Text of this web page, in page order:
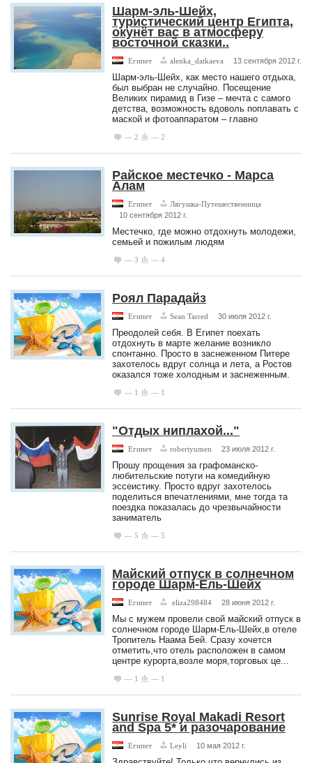
Шарм-эль-Шейх,
туристический центр Египта,
окунёт вас в атмосферу
восточной сказки..
Египет alenka_datkaeva 13 сентября 2012 г.
Шарм-эль-Шейх, как место нашего отдыха,
был выбран не случайно. Посещение
Великих пирамид в Гизе – мечта с самого
детства, возможность вдоволь поплавать с
маской и фотоаппаратом – главно
— 2 — 2
Райское местечко - Марса
Алам
Египет
Лягушка-Путешественница
10 сентября 2012 г.
Местечко, где можно отдохнуть молодежи,
семьей и пожилым людям
— 3 — 4
Роял Парадайз
Египет Sean Tarred 30 июля 2012 г.
Преодолей себя. В Египет поехать
отдохнуть в марте желание возникло
спонтанно. Просто в заснеженном Питере
захотелось вдруг солнца и лета, а Ростов
оказался тоже холодным и заснеженным.
— 1 — 1
"Отдых ниплахой..."
Египет robertyumen 23 июля 2012 г.
Прошу прощения за графоманско-
любительские потуги на комедийную
эссеистику. Просто вдруг захотелось
поделиться впечатлениями, мне тогда та
поездка показалась до чрезвычайности
заниматель
— 5 — 5
Maйский отпуск в солнечном
городе Шарм-Ель-Шейх
Египет eliza298484 28 июня 2012 г.
Мы с мужем провели свой майский отпуск в
солнечном городе Шарм-Ель-Шейх,в отеле
Тропитель Наама Бей. Сразу хочется
отметить,что отель расположен в самом
центре курорта,возле моря,торговых це...
— 1 — 1
Sunrise Royal Makadi Resort
and Spa 5* и разочарование
Египет Leyli 10 мая 2012 г.